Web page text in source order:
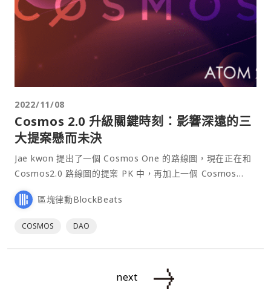
2022/11/08
Cosmos 2.0 升級關鍵時刻：影響深遠的三
大提案懸而未決
Jae kwon 提出了一個 Cosmos One 的路線圖，現在正在和
Cosmos2.0 路線圖的提案 PK 中，再加上一個 Cosmos
Zero 的基礎憲法⋯
區塊律動BlockBeats
COSMOS DAO
next